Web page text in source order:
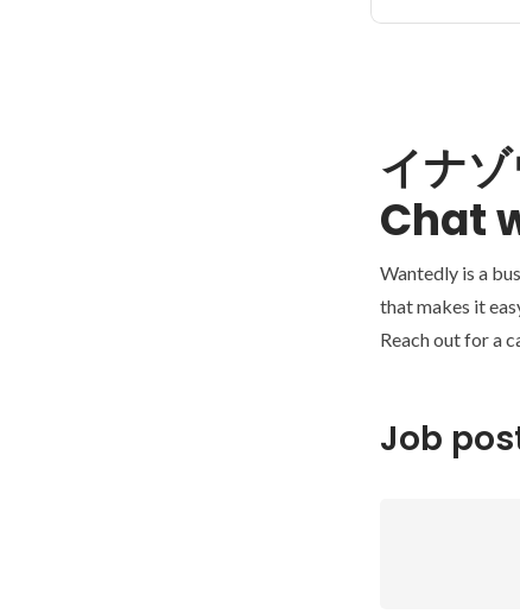
イナ
Chat
Wantedly is a
that makes it
Reach out for a
Job